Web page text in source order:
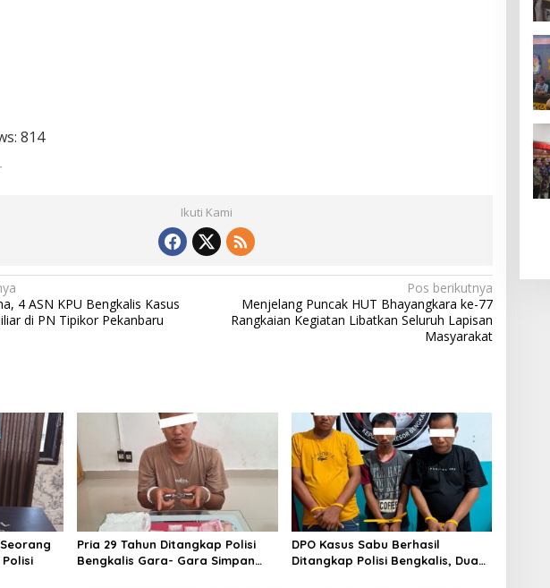
814
Ikuti Kami
4 ASN KPU Bengkalis Kasus
di PN Tipikor Pekanbaru
Pos berikutnya
Menjelang Puncak HUT Bhayangkara ke-77
Rangkaian Kegiatan Libatkan Seluruh Lapisan
Masyarakat
Pria 29 Tahun Ditangkap Polisi
Bengkalis Gara- Gara Simpan
DPO Kasus Sabu Berhasil
Ditangkap Polisi Bengkalis, Dua